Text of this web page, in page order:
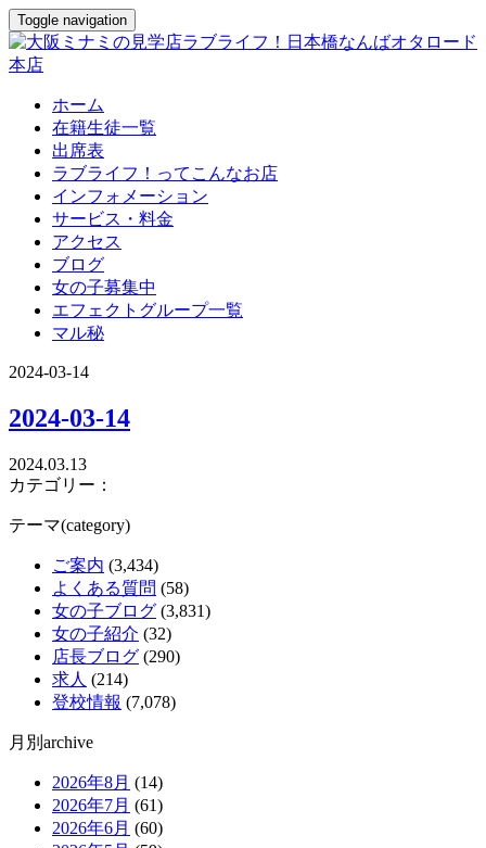
Toggle navigation
ホーム
在籍生徒一覧
出席表
ラブライフ！ってこんなお店
インフォメーション
サービス・料金
アクセス
ブログ
女の子募集中
エフェクトグループ一覧
マル秘
2024-03-14
2024-03-14
2024.03.13
カテゴリー：
テーマ(category)
ご案内 (3,434)
よくある質問 (58)
女の子ブログ (3,831)
女の子紹介 (32)
店長ブログ (290)
求人 (214)
登校情報 (7,078)
月別archive
2026年8月 (14)
2026年7月 (61)
2026年6月 (60)